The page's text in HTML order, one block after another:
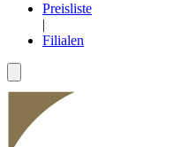
Preisliste
|
Filialen